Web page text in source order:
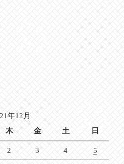
年12月
木 金 土 日
2 3 4 5